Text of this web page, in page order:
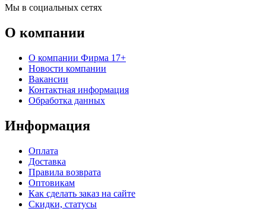
Мы в социальных сетях
О компании
О компании Фирма 17+
Новости компании
Вакансии
Контактная информация
Обработка данных
Информация
Оплата
Доставка
Правила возврата
Оптовикам
Как сделать заказ на сайте
Скидки, статусы